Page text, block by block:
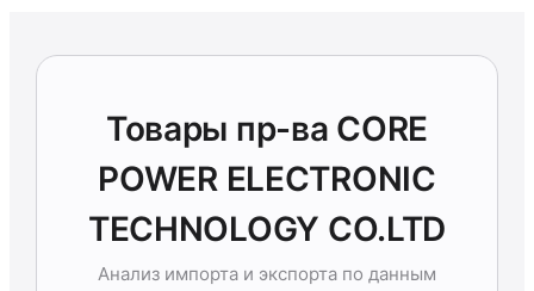
Товары пр-ва CORE
POWER ELECTRONIC
TECHNOLOGY CO.LTD
Анализ импорта и экспорта по данным